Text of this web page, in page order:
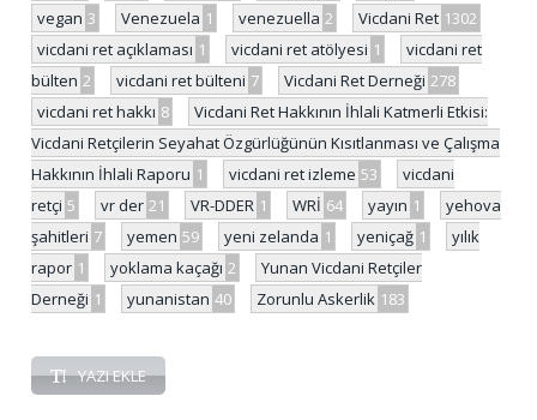
vegan 3 Venezuela 1 venezuella 2 Vicdani Ret 1302
vicdani ret açıklaması 1 vicdani ret atölyesi 1
vicdani ret
bülten 2 vicdani ret bülteni 7 Vicdani Ret Derneği 278
vicdani ret hakkı 8
Vicdani Ret Hakkının İhlali Katmerli Etkisi:
Vicdani Retçilerin Seyahat Özgürlüğünün Kısıtlanması ve Çalışma
Hakkının İhlali Raporu 1 vicdani ret izleme 53
vicdani
retçi 5 vr der 21 VR-DDER 1 WRİ 64 yayın 1
yehova
şahitleri 7 yemen 59 yeni zelanda 1 yeniçağ 1
yılık
rapor 1 yoklama kaçağı 2
Yunan Vicdani Retçiler
Derneği 1 yunanistan 40 Zorunlu Askerlik 183
YAZI EKLE